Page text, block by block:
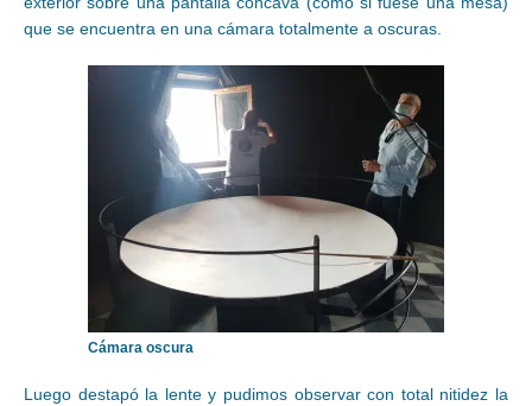
que se encuentra en una cámara totalmente a oscuras.
Cámara oscura
Luego destapó la lente y pudimos observar con total nitidez la